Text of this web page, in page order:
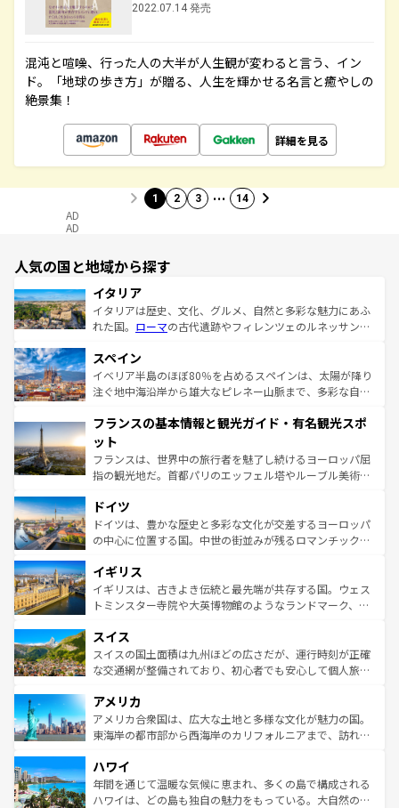
2022.07.14 発売
混沌と喧噪、行った人の大半が人生観が変わると言う、イン
ド。「地球の歩き方」が贈る、人生を輝かせる名言と癒やしの
絶景集！
詳細を見る
1 2 3 … 14
AD
AD
人気の国と地域から探す
イタリア
イタリアは歴史、文化、グルメ、自然と多彩な魅力にあふ
れた国。 ローマの古代遺跡やフィレンツェのルネッサンス
ろん、トスカーナの美しい田園風景やアマルフィ海岸の絶
景など、自然景観も見逃せない。観光の合間には、本場の
ピザやパスタなど、絶品のイタリア料理を堪能することも
ませてくれるイタリアで、忘れられない旅をしてみよう！
なお、新着のイタリア情報は
しい。
スペイン
イベリア半島のほぼ80％を占めるスペインは、太陽が降り
注ぐ地中海沿岸から雄大なピレネー山脈まで、多彩な自然
文化が根付くこの国では、情熱的なフラメンコ、熱気あふ
れる闘牛、そして美味しいタパスが生活の一部となってい
る。首都マドリードの洗練された雰囲気や、バルセロナの
アートに溢れた街角から、地方では古代ローマ遺跡や中世
せる。地方によって風土や気候が異なるスペインはその個
性で訪れる人を魅了する。 なお、新着のスペイン情報は コ
ンテンツ一覧を参照してほしい。
フランスの基本情報と観光ガイド・有名観光スポ
ット
フランスは、世界中の旅行者を魅了し続けるヨーロッパ屈
指の観光地だ。首都パリのエッフェル塔やルーブル美術館
で、幅広い魅力が詰まっている。華麗な宮殿、歴史的な大
聖堂、美しいビーチ、そして豊かな自然が、訪れる者を心
から魅了する。また、フランスは美食の国としても知ら
いる。シャンパンの発祥地であるランス、プロヴァンスの
香り高いラベンダー畑など、多彩な楽しみ方が可能だ。さ
らに、パリ以外の地域にも魅力が溢れており、どの街角に
れる地方に足を運ぶとそれぞれで全く異なる文化を体験で
きるだろう。 なお、新着のフランス情報はコンテンツ一覧
を参照してほしい。
ドイツ
ドイツは、豊かな歴史と多彩な文化が交差するヨーロッパ
の中心に位置する国。中世の街並みが残るロマンチック街
顔を持つこの国は、どこを歩いても飽きることがない。ベ
ルリンの文化的活気、バイエルン州のアルプスの絶景、そ
してライン川沿いのワイン畑といった風景は必見。ビール
は、お酒好きな人にはぜひ体験してほしい。 なお、新着の
ドイツ情報はコンテンツ一覧を参照してほしい。
イギリス
イギリスは、古きよき伝統と最先端が共存する国。ウェス
トミンスター寺院や大英博物館のようなランドマーク、歴
リアごとに異なる魅力がある。また、優雅なアフタヌーン
ティー、ビール好きにはたまらない英国パブ、サッカー観
戦など、本場だからこそできる体験も豊富。イギリスを旅
ンツ一覧を参照してほしい。
スイス
スイスの国土面積は九州ほどの広さだが、運行時刻が正確
な交通網が整備されており、初心者でも安心して個人旅行
の建物がそのまま残る町や、スイスならではのユニークな
博物館もあり、アルプス観光だけでなく町歩きも満喫する
ことができる。国民の所得が高いため物価も高いが、旅行
ば市内交通費無料で観光を楽しむこともできる。 なお、新
着のスイス情報はコンテンツ一覧 を参照してほしい。
アメリカ
アメリカ合衆国は、広大な土地と多様な文化が魅力の国。
東海岸の都市部から西海岸のカリフォルニアまで、訪れる
のような巨大都市は、観光、ショッピング、エンターテイ
ンメントが詰まった刺激的なスポットだ。一方、アメリカ
西部には大自然が広がり、グランドキャニオンやイエロー
ハワイ
年間を通じて温暖な気候に恵まれ、多くの島で構成される
ハワイは、どの島も独自の魅力をもっている。大自然の神